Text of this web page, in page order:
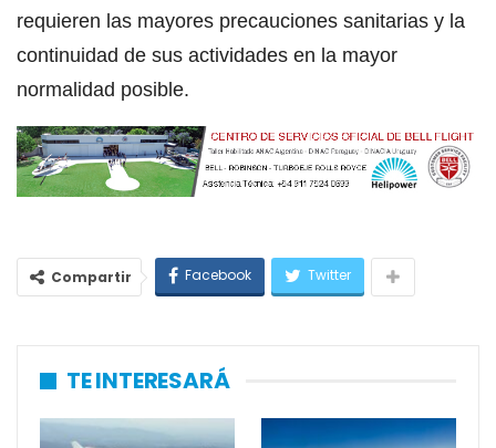
requieren las mayores precauciones sanitarias y la
continuidad de sus actividades en la mayor
normalidad posible.
Compartir Facebook Twitter
TE INTERESARÁ